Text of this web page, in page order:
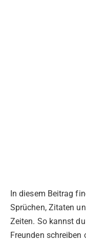
In diesem Beitrag
Sprüchen, Zitaten
Zeiten. So kannst
Freunden schreiben